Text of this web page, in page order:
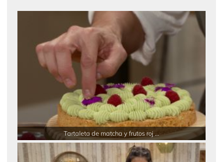
Tartaleta de matcha y frutos roj ...